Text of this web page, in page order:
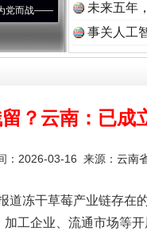
百年“纪”事⑧加强纪律..·[视频]
未来五年
事关人工
？云南：已成
：2026-03-16 来源： 云南
冻干草莓产业链存在
工企业、流通市场等